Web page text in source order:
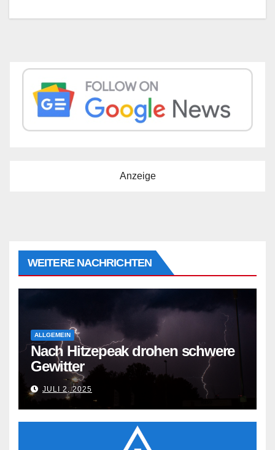
Anzeige
WEITERE NACHRICHTEN
ALLGEMEIN
Nach Hitzepeak drohen schwere
Gewitter
JULI 2, 2025